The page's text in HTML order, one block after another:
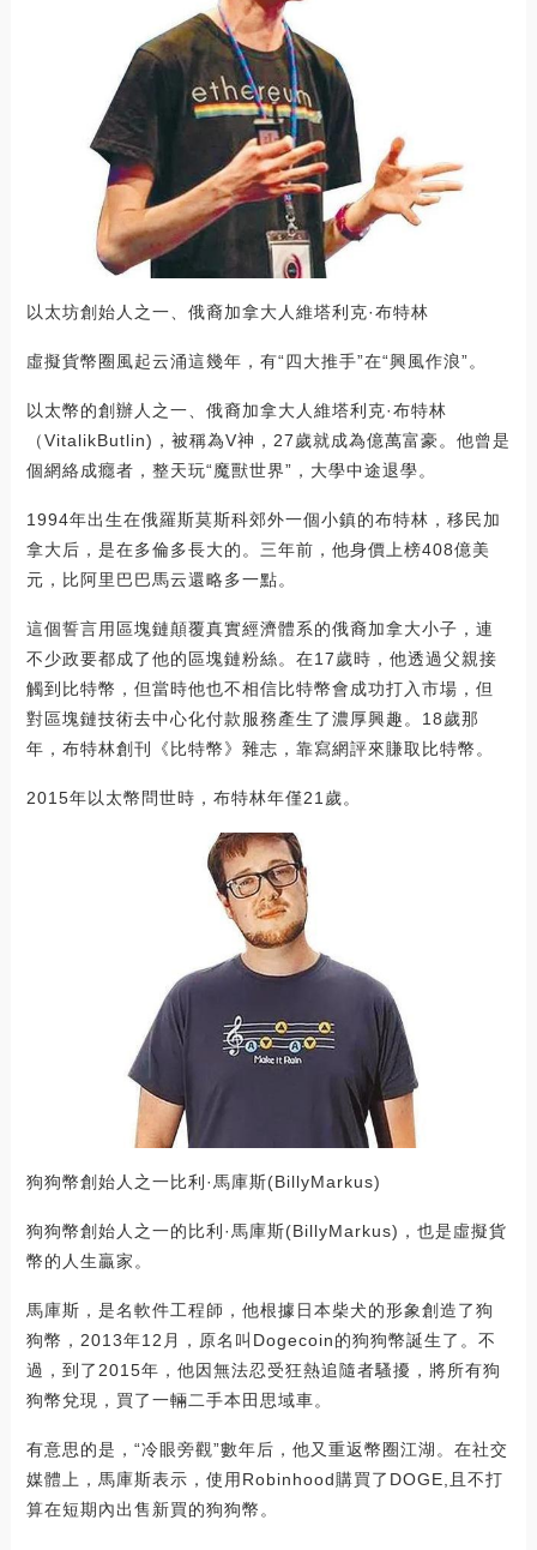
以太坊創始人之一、俄裔加拿大人維塔利克·布特林
虛擬貨幣圈風起云涌這幾年，有“四大推手”在“興風作浪”。
以太幣的創辦人之一、俄裔加拿大人維塔利克·布特林
（VitalikButlin)，被稱為V神，27歲就成為億萬富豪。他曾是
個網絡成癮者，整天玩“魔獸世界”，大學中途退學。
1994年出生在俄羅斯莫斯科郊外一個小鎮的布特林，移民加
拿大后，是在多倫多長大的。三年前，他身價上榜408億美
元，比阿里巴巴馬云還略多一點。
這個誓言用區塊鏈顛覆真實經濟體系的俄裔加拿大小子，連
不少政要都成了他的區塊鏈粉絲。在17歲時，他透過父親接
觸到比特幣，但當時他也不相信比特幣會成功打入市場，但
對區塊鏈技術去中心化付款服務產生了濃厚興趣。18歲那
年，布特林創刊《比特幣》雜志，靠寫網評來賺取比特幣。
2015年以太幣問世時，布特林年僅21歲。
狗狗幣創始人之一比利·馬庫斯(BillyMarkus)
狗狗幣創始人之一的比利·馬庫斯(BillyMarkus)，也是虛擬貨
幣的人生贏家。
馬庫斯，是名軟件工程師，他根據日本柴犬的形象創造了狗
狗幣，2013年12月，原名叫Dogecoin的狗狗幣誕生了。不
過，到了2015年，他因無法忍受狂熱追隨者騷擾，將所有狗
狗幣兌現，買了一輛二手本田思域車。
有意思的是，“冷眼旁觀”數年后，他又重返幣圈江湖。在社交
媒體上，馬庫斯表示，使用Robinhood購買了DOGE,且不打
算在短期內出售新買的狗狗幣。